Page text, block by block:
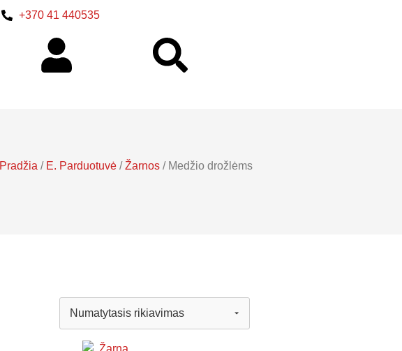
+370 41 440535
Pradžia / E. Parduotuvė /Žarnos / Medžio drožlėms